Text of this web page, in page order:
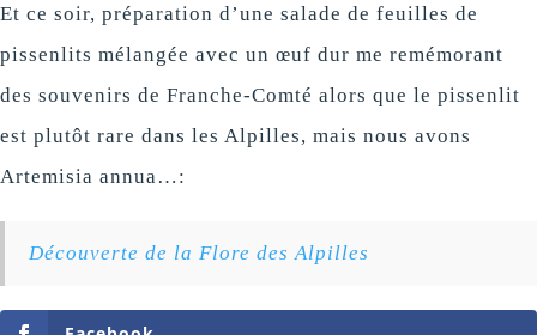
Et ce soir, préparation d’une salade de feuilles de
pissenlits mélangée avec un œuf dur me remémorant
des souvenirs de Franche-Comté alors que le pissenlit
est plutôt rare dans les Alpilles, mais nous avons
Artemisia annua…:
Découverte de la Flore des Alpilles